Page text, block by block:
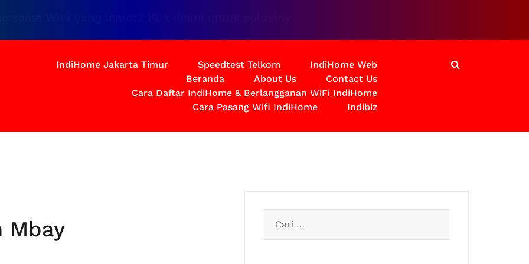
IndiHome Jakarta Timur Speedtest Telkom
IndiHome Web
Beranda
About Us
Contact Us
Cara Daftar IndiHome & Berlangganan WiFi IndiHome
Cara Pasang Wifi IndiHome
Indibiz
Mbay
untuk: